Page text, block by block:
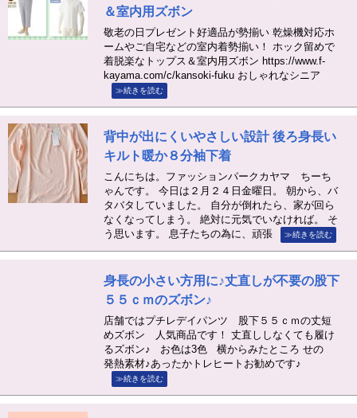
＆室内用ズボン
敬老の日プレゼント好適品が勢揃い 乾燥機対応ホ
ームやご自宅などの室内着勢揃い！ ホック留めで
着脱楽なトップス＆室内用ズボン https://www.f-
kayama.com/c/kansoki-fuku おしゃれなシニア
≫続きを読む
背中が出にくいやさしい設計 後ろ身長い
キルト暖か８分袖下着
こんにちは。ファッションパークカヤマ ちーち
ゃんです。 今日は２月２４日金曜日。 朝から、バ
タバタしていました。 自分が倒れたら、家が回ら
なくなってしまう。 絶対に元気でいなければ。 そ
う思います。 息子たちの為に、頑張
≫続きを読む
身長の小さい方用に♪丈直しが不要の股下
５５ｃｍのズボン♪
店舗ではプチレデイパンツ 股下５５ｃｍの丈短
めズボン 人気商品です！ 丈直ししなくても履け
るズボン♪ お色は3色 横からみたところ せの
発熱素材♪あったかトレヒートお勧めです♪
≫続きを読む